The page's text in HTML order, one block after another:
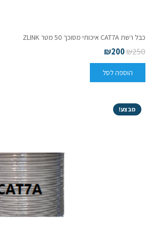
כבל רשת CAT7A איכותי מסוכך 50 מטר ZLINK
₪250
₪200
הוספה לסל
מבצע!